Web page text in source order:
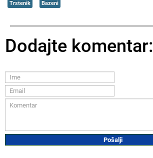
Trstenik Bazeni
Dodajte komentar: